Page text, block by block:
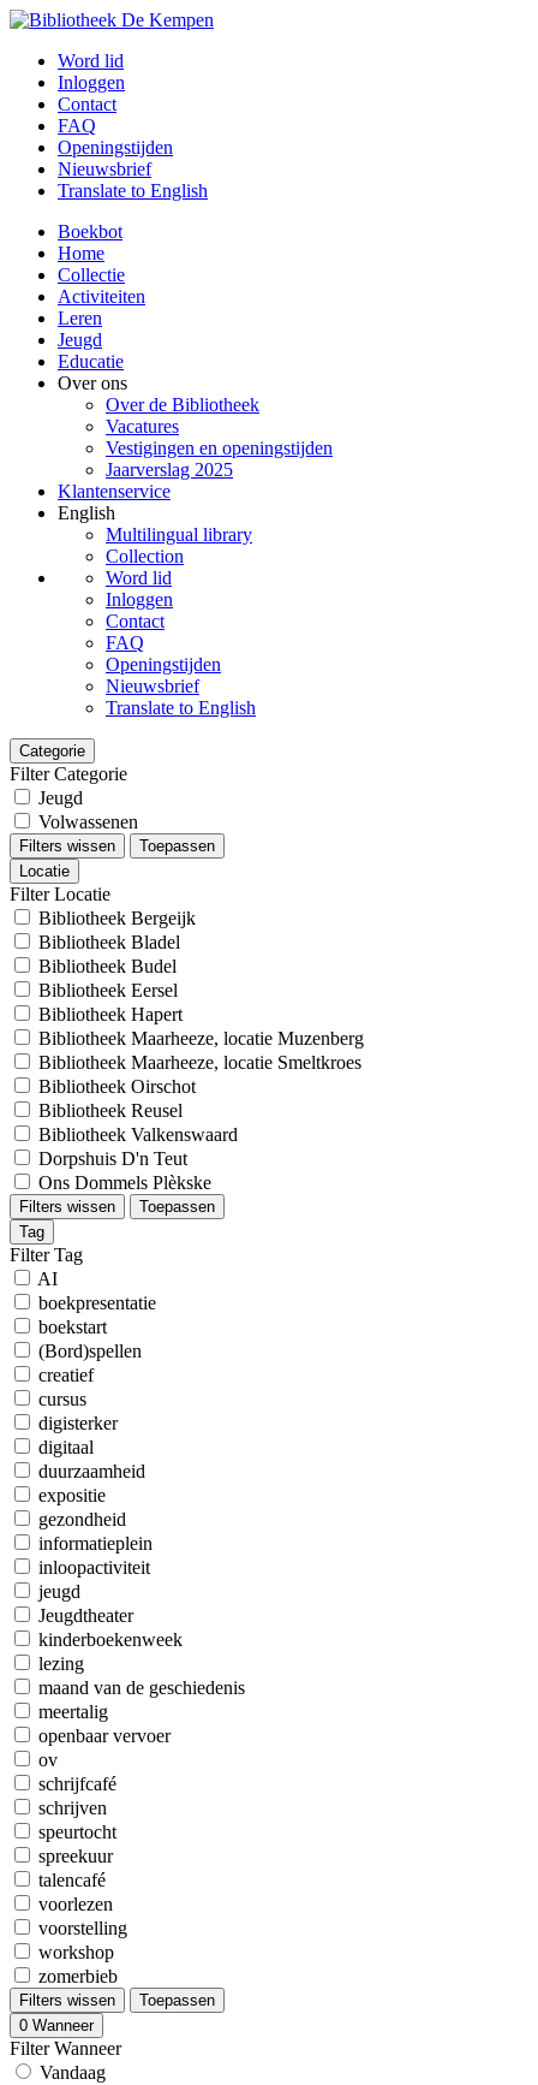
Word lid
Inloggen
Contact
FAQ
Openingstijden
Nieuwsbrief
Translate to English
Boekbot
Home
Collectie
Activiteiten
Leren
Jeugd
Educatie
Over ons
Over de Bibliotheek
Vacatures
Vestigingen en openingstijden
Jaarverslag 2025
Klantenservice
English
Multilingual library
Collection
Word lid
Inloggen
Contact
FAQ
Openingstijden
Nieuwsbrief
Translate to English
Categorie
Filter Categorie
Jeugd
Volwassenen
Filters wissen
Toepassen
Locatie
Filter Locatie
Bibliotheek Bergeijk
Bibliotheek Bladel
Bibliotheek Budel
Bibliotheek Eersel
Bibliotheek Hapert
Bibliotheek Maarheeze, locatie Muzenberg
Bibliotheek Maarheeze, locatie Smeltkroes
Bibliotheek Oirschot
Bibliotheek Reusel
Bibliotheek Valkenswaard
Dorpshuis D'n Teut
Ons Dommels Plèkske
Filters wissen
Toepassen
Tag
Filter Tag
AI
boekpresentatie
boekstart
(Bord)spellen
creatief
cursus
digisterker
digitaal
duurzaamheid
expositie
gezondheid
informatieplein
inloopactiviteit
jeugd
Jeugdtheater
kinderboekenweek
lezing
maand van de geschiedenis
meertalig
openbaar vervoer
ov
schrijfcafé
schrijven
speurtocht
spreekuur
talencafé
voorlezen
voorstelling
workshop
zomerbieb
Filters wissen
Toepassen
0 Wanneer
Filter Wanneer
Vandaag